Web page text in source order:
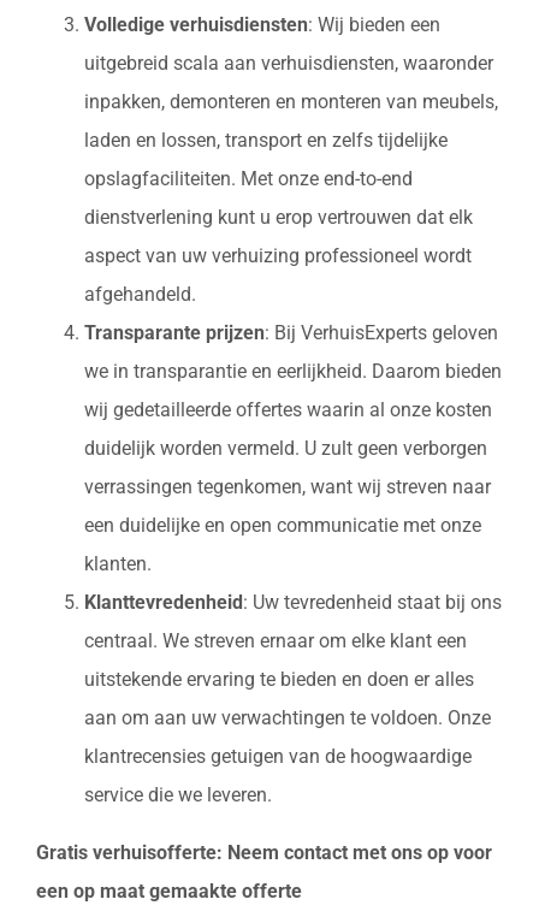
Volledige verhuisdiensten: Wij bieden een
uitgebreid scala aan verhuisdiensten, waaronder
inpakken, demonteren en monteren van meubels,
laden en lossen, transport en zelfs tijdelijke
opslagfaciliteiten. Met onze end-to-end
dienstverlening kunt u erop vertrouwen dat elk
aspect van uw verhuizing professioneel wordt
afgehandeld.
Transparante prijzen: Bij VerhuisExperts geloven
we in transparantie en eerlijkheid. Daarom bieden
wij gedetailleerde offertes waarin al onze kosten
duidelijk worden vermeld. U zult geen verborgen
verrassingen tegenkomen, want wij streven naar
een duidelijke en open communicatie met onze
klanten.
Klanttevredenheid : Uw tevredenheid staat bij ons
centraal. We streven ernaar om elke klant een
uitstekende ervaring te bieden en doen er alles
aan om aan uw verwachtingen te voldoen. Onze
klantrecensies getuigen van de hoogwaardige
service die we leveren.
Gratis verhuisofferte: Neem contact met ons op voor
een op maat gemaakte offerte